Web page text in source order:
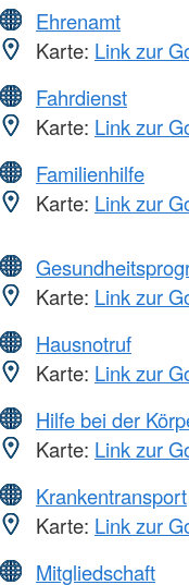
Ehrenamt
Karte: Link zur
Fahrdienst
Karte: Link zur
Familienhilfe
Karte: Link zur
Karte: Link zur
Hausnotruf
Karte: Link zur
Hilfe bei der
Karte: Link zur
Krankentransport
Karte: Link zur
Mitgliedschaft